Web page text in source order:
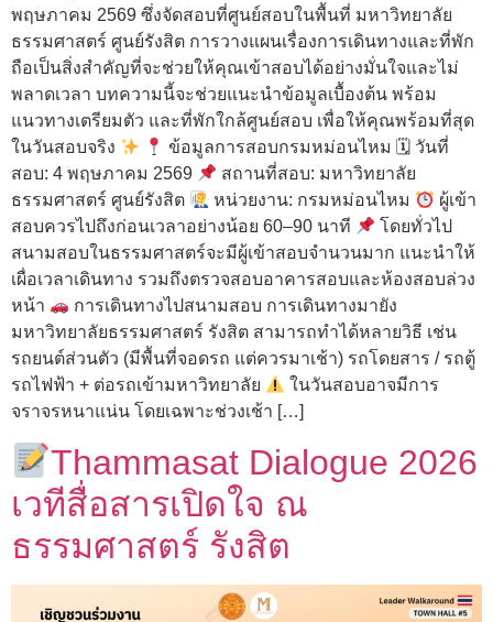
พฤษภาคม 2569 ซึ่งจัดสอบที่ศูนย์สอบในพื้นที่ มหาวิทยาลัย
ธรรมศาสตร์ ศูนย์รังสิต การวางแผนเรื่องการเดินทางและที่พัก
ถือเป็นสิ่งสำคัญที่จะช่วยให้คุณเข้าสอบได้อย่างมั่นใจและไม่
พลาดเวลา บทความนี้จะช่วยแนะนำข้อมูลเบื้องต้น พร้อม
แนวทางเตรียมตัว และที่พักใกล้ศูนย์สอบ เพื่อให้คุณพร้อมที่สุด
ในวันสอบจริง
ข้อมูลการสอบกรมหม่อนไหม 🗓 วันที่
สอบ: 4 พฤษภาคม 2569
สถานที่สอบ: มหาวิทยาลัย
ธรรมศาสตร์ ศูนย์รังสิต
หน่วยงาน: กรมหม่อนไหม
ผู้เข้า
สอบควรไปถึงก่อนเวลาอย่างน้อย 60–90 นาที
โดยทั่วไป
สนามสอบในธรรมศาสตร์จะมีผู้เข้าสอบจำนวนมาก แนะนำให้
เผื่อเวลาเดินทาง รวมถึงตรวจสอบอาคารสอบและห้องสอบล่วง
หน้า
การเดินทางไปสนามสอบ การเดินทางมายัง
มหาวิทยาลัยธรรมศาสตร์ รังสิต สามารถทำได้หลายวิธี เช่น
รถยนต์ส่วนตัว (มีพื้นที่จอดรถ แต่ควรมาเช้า) รถโดยสาร / รถตู้
รถไฟฟ้า + ต่อรถเข้ามหาวิทยาลัย
ในวันสอบอาจมีการ
จราจรหนาแน่น โดยเฉพาะช่วงเช้า […]
Thammasat Dialogue 2026
เวทีสื่อสารเปิดใจ ณ
ธรรมศาสตร์ รังสิต